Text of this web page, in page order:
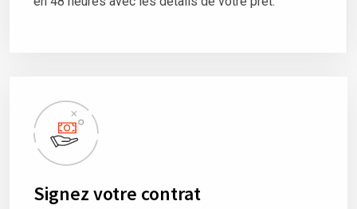
Signez votre contrat